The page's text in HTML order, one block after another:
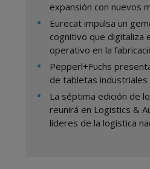
expansión con nuevos
Eurecat impulsa un
cognitivo que digitaliza
operativo en la
Pepperl+Fuchs
de tabletas
La séptima edición de
reunirá en Logistics &
líderes de la logística